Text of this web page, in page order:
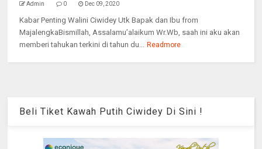
Admin 0 Dec 09, 2020
Kabar Penting Walini Ciwidey Utk Bapak dan Ibu from
MajalengkaBismillah, Assalamu’alaikum Wr.Wb, saah ini aku akan
memberi tahukan terkini di tahun du... Readmore
Beli Tiket Kawah Putih Ciwidey Di Sini !